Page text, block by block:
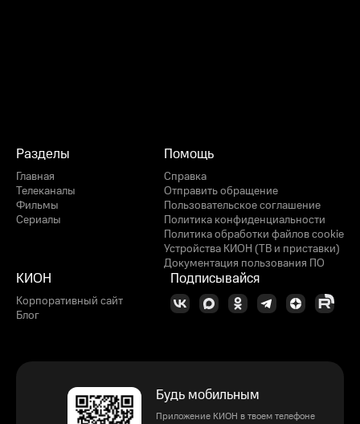
Разделы
Главная
Телеканалы
Фильмы
Сериалы
Помощь
Справка
Отправить обращение
Пользовательское соглашение
Политика конфиденциальности
Политика обработки файлов cookie
Устройства КИОН (ТВ и приставки)
Документация пользования ПО
КИОН
Корпоративный сайт
Блог
Подписывайся
Будь мобильным
Приложение КИОН в твоем телефоне